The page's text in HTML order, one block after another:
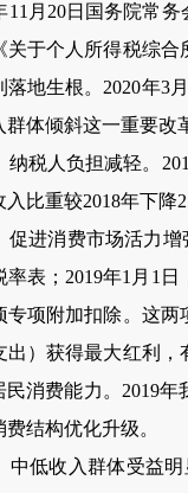
月20日国务院常务
关于个人所得税综
落地生根。2020年3
群体倾斜这一重要改
人负担减轻。2019
入比重较2018年下降
消费市场活力增强
率表；2019年1月1
专项附加扣除。这
出）获得最大红利
民消费能力。2019
结构优化升级。
收入群体受益明